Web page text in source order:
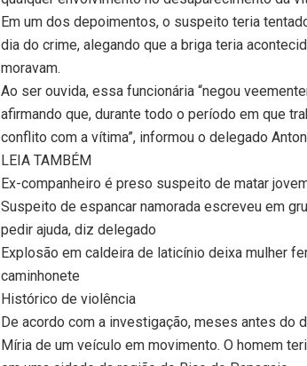
Em um dos depoimentos, o suspeito teria
dia do crime, alegando que a briga teria
moravam.
Ao ser ouvida, essa funcionária “negou
afirmando que, durante todo o período em que
conflito com a vítima”, informou o delegado
LEIA TAMBÉM
Ex-companheiro é preso suspeito de matar
Suspeito de espancar namorada escreveu em
pedir ajuda, diz delegado
Explosão em caldeira de laticínio deixa mulher
caminhonete
Histórico de violência
De acordo com a investigação, meses antes do
Míria de um veículo em movimento. O homem